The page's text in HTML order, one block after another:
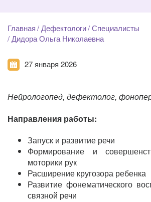
Главная Дефектологи Специалисты
Дидора Ольга Николаевна
27 января 2026
Нейрологопед, дефектолог,
Направления работы:
Запуск и развитие речи
Формирование и
моторики рук
Расширение кругозора ребенка
Развитие фонематического
связной речи